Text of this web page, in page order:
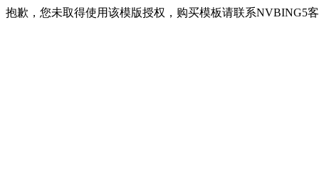
抱歉，您未取得使用该模版授权，购买模板请联系NVBING5客